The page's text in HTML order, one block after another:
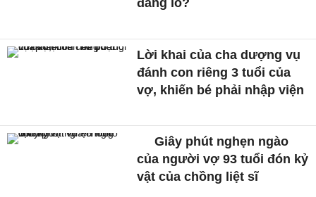
Lời khai của cha dượng vụ
đánh con riêng 3 tuổi của
vợ, khiến bé phải nhập viện
Giây phút nghẹn ngào
của người vợ 93 tuổi đón kỷ
vật của chồng liệt sĩ